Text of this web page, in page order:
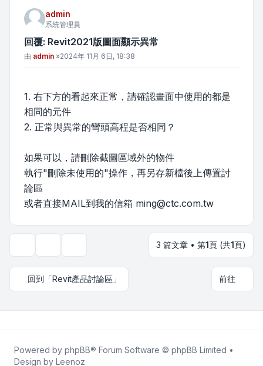
admin
系統管理員
回覆: Revit2021版圖面顯示異常
文章
由 admin »2024年 11月 6日, 18:38
1. 右下方的看起來正常，請確認畫面中使用的都是
相同的元件
2. 正常與異常的彎頭高程是否相同？
如果可以，請刪除截圖區域外的物件
執行"刪除未使用的"操作，再另存新檔後上傳置討
論區
或者直接MAIL到我的信箱 ming@ctc.com.tw
3 篇文章 • 第1頁 (共1頁)
回到「Revit產品討論區」 前往
Powered by phpBB® Forum Software © phpBB Limited •
Design by Leenoz